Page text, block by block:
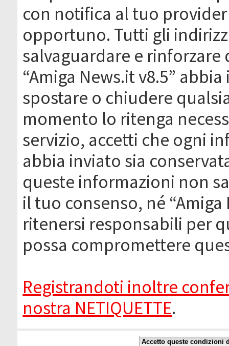
con notifica al tuo
opportuno. Tutti gli
salvaguardare e
“Amiga News.it v8.5”
spostare o chiudere
momento lo ritenga
servizio, accetti che ogni
abbia inviato sia
queste informazioni non
il tuo consenso, né
ritenersi responsabili per
possa compromettere
Registrandoti inoltre
nostra NETIQUETTE.